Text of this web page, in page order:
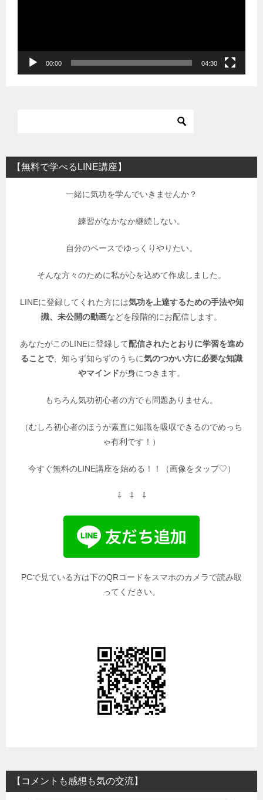
00:00 04:30
【無料で学べるLINE講座】
一緒に気功を学んでいきませんか？
練習がなかなか継続しない。
自分のペースでゆっくりやりたい。
そんな方々のために私が心を込めて作成しました。
LINEに登録してくれた方には気功を上達するための手法や知
識、未公開の動画などを段階的にお配信します。
あなたがこのLINEに登録して配信されたとおりに学習を進め
ることで、知らず知らずのうちに気のつかい方に必要な知識
やマインドが身につきます。
もちろん気功初心者の方でも問題ありません。
（むしろ初心者のほうが素直に知識を吸収できるのでめっち
ゃ有利です！）
今すぐ無料のLINE講座を始める！！（画像をタップ♡）
⇩ ⇩ ⇩
PCで見ている方は下のQRコードをスマホのカメラで読み取
ってください。
【コメントも感想も気の交流】